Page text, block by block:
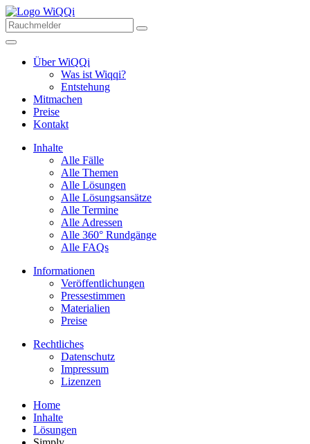
Über WiQQi
Was ist Wiqqi?
Entstehung
Mitmachen
Preise
Kontakt
Inhalte
Alle Fälle
Alle Themen
Alle Lösungen
Alle Lösungsansätze
Alle Termine
Alle Adressen
Alle 360° Rundgänge
Alle FAQs
Informationen
Veröffentlichungen
Pressestimmen
Materialien
Preise
Rechtliches
Datenschutz
Impressum
Lizenzen
Home
Inhalte
Lösungen